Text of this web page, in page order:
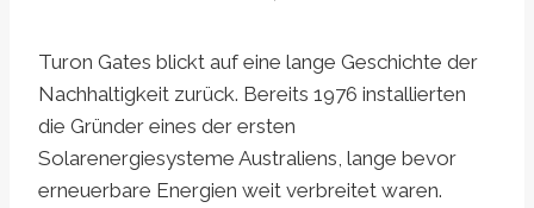
Turon Gates blickt auf eine lange Geschichte der
Nachhaltigkeit zurück. Bereits 1976 installierten
die Gründer eines der ersten
Solarenergiesysteme Australiens, lange bevor
erneuerbare Energien weit verbreitet waren.